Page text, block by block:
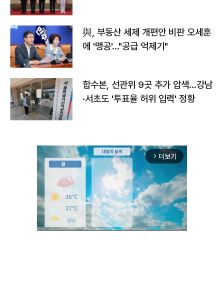
與, 부동산 세제 개편안 비판 오세훈
에 '맹공'…"공급 억제기"
합수본, 선관위 9곳 추가 압색…강남
·서초도 '투표율 허위 입력' 정황
arrow_forward_ios 더보기